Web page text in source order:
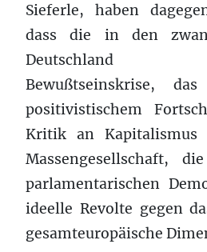
Sieferle, haben
dass die in den
Deutschland
Bewußtseinskrise,
positivistischem
Kritik an Kapitalismus
Massengesellschaft,
parlamentarischen
ideelle Revolte gegen
gesamteuropäische